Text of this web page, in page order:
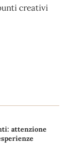
creativi
attenzione